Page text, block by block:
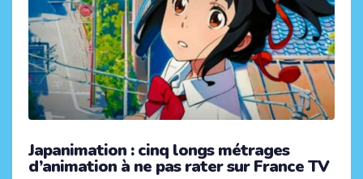
Japanimation : cinq longs métrages
d’animation à ne pas rater sur France TV